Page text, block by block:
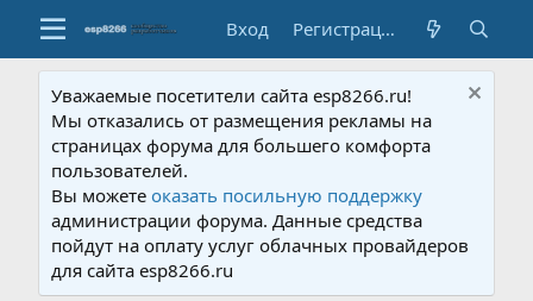
Вход Регистрация
Уважаемые посетители сайта esp8266.ru!
Мы отказались от размещения рекламы на
страницах форума для большего комфорта
пользователей.
Вы можетеоказать посильную поддержку
администрации форума. Данные средства
пойдут на оплату услуг облачных провайдеров
для сайта esp8266.ru